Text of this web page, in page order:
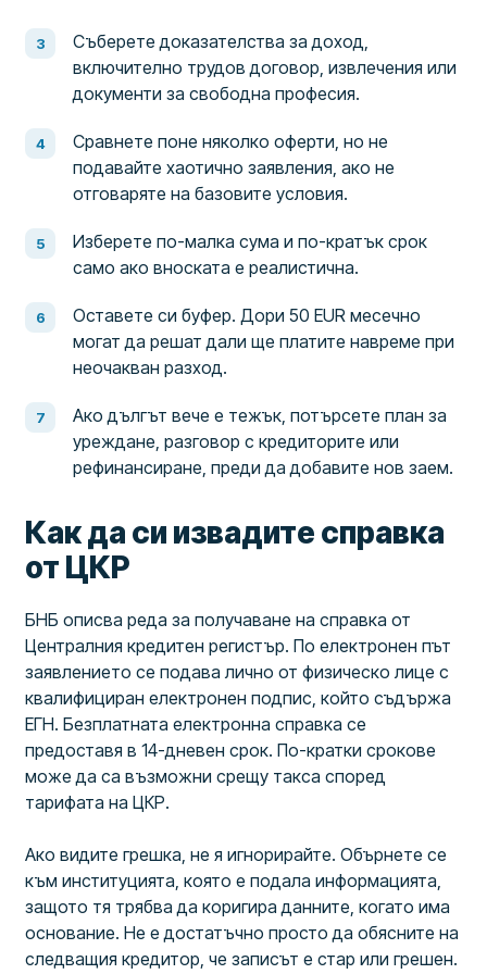
Съберете доказателства за доход,
включително трудов договор, извлечения или
документи за свободна професия.
Сравнете поне няколко оферти, но не
подавайте хаотично заявления, ако не
отговаряте на базовите условия.
Изберете по-малка сума и по-кратък срок
само ако вноската е реалистична.
Оставете си буфер. Дори 50 EUR месечно
могат да решат дали ще платите навреме при
неочакван разход.
Ако дългът вече е тежък, потърсете план за
уреждане, разговор с кредиторите или
рефинансиране, преди да добавите нов заем.
Как да си извадите справка
от ЦКР
БНБ описва реда за получаване на справка от
Централния кредитен регистър. По електронен път
заявлението се подава лично от физическо лице с
квалифициран електронен подпис, който съдържа
ЕГН. Безплатната електронна справка се
предоставя в 14-дневен срок. По-кратки срокове
може да са възможни срещу такса според
тарифата на ЦКР.
Ако видите грешка, не я игнорирайте. Обърнете се
към институцията, която е подала информацията,
защото тя трябва да коригира данните, когато има
основание. Не е достатъчно просто да обясните на
следващия кредитор, че записът е стар или грешен.